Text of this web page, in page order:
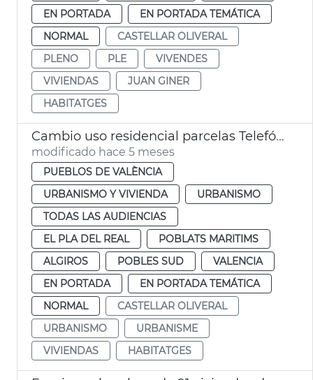
EN PORTADA
EN PORTADA TEMÁTICA
NORMAL
CASTELLAR OLIVERAL
PLENO
PLE
VIVENDES
VIVIENDAS
JUAN GINER
HABITATGES
Cambio uso residencial parcelas Telefónica València
modificado hace 5 meses
PUEBLOS DE VALÈNCIA
URBANISMO Y VIVIENDA
URBANISMO
TODAS LAS AUDIENCIAS
EL PLA DEL REAL
POBLATS MARITIMS
ALGIROS
POBLES SUD
VALENCIA
EN PORTADA
EN PORTADA TEMÁTICA
NORMAL
CASTELLAR OLIVERAL
URBANISMO
URBANISME
VIVIENDAS
HABITATGES